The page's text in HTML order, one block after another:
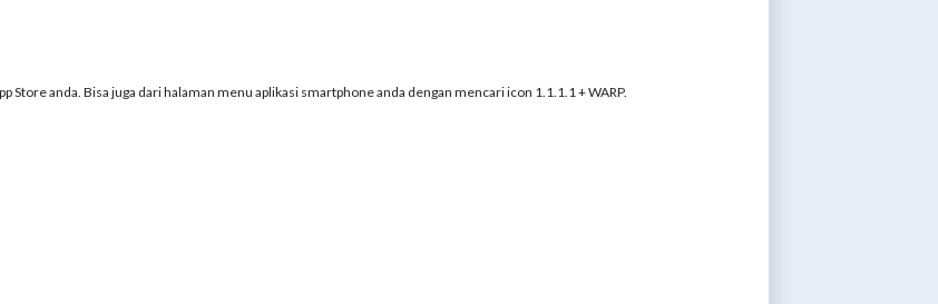
Store anda. Bisa juga dari halaman menu aplikasi smartphone anda dengan mencari icon 1.1.1.1 + WARP.